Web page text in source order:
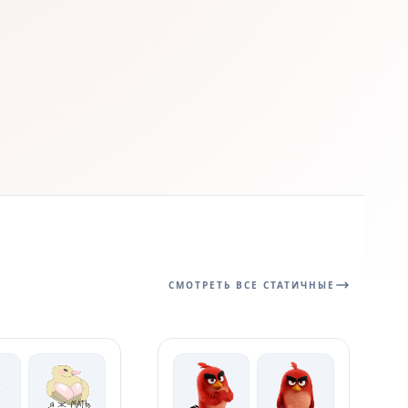
СМОТРЕТЬ ВСЕ СТАТИЧНЫЕ